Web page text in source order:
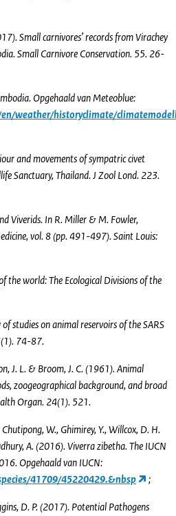
Small carnivores’ records from Virachey
Small Carnivore Conservation. 55. 26-
Opgehaald van Meteoblue:
weather/historyclimate/
and movements of sympatric civet
Sanctuary, Thailand. J Zool Lond. 223.
Viverids. In R. Miller & M. Fowler,
vol. 8 (pp. 491-497). Saint Louis:
the world: The Ecological Divisions of the
studies on animal reservoirs of the SARS
74-87.
J. L. & Broom, J. C. (1961). Animal
zoogeographical background, and broad
Organ. 24(1). 521.
W., Ghimirey, Y., Willcox, D. H.
A. (2016). Viverra zibetha. The IUCN
Opgehaald van IUCN:
41709/45220429.&nbsp
;
D. P. (2017). Potential Pathogens